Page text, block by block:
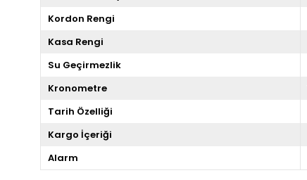
Kordon Rengi
Kasa Rengi
Su Geçirmezlik
Kronometre
Tarih Özelliği
Kargo İçeriği
Alarm